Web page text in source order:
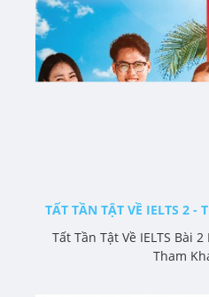
TẤT TẦN TẬT VỀ IELTS 2 -
Tất Tần Tật Về IELTS Bài
Tham